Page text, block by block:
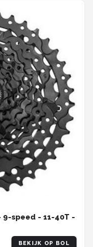
9-speed - 11-40T -
BEKIJK OP BOL